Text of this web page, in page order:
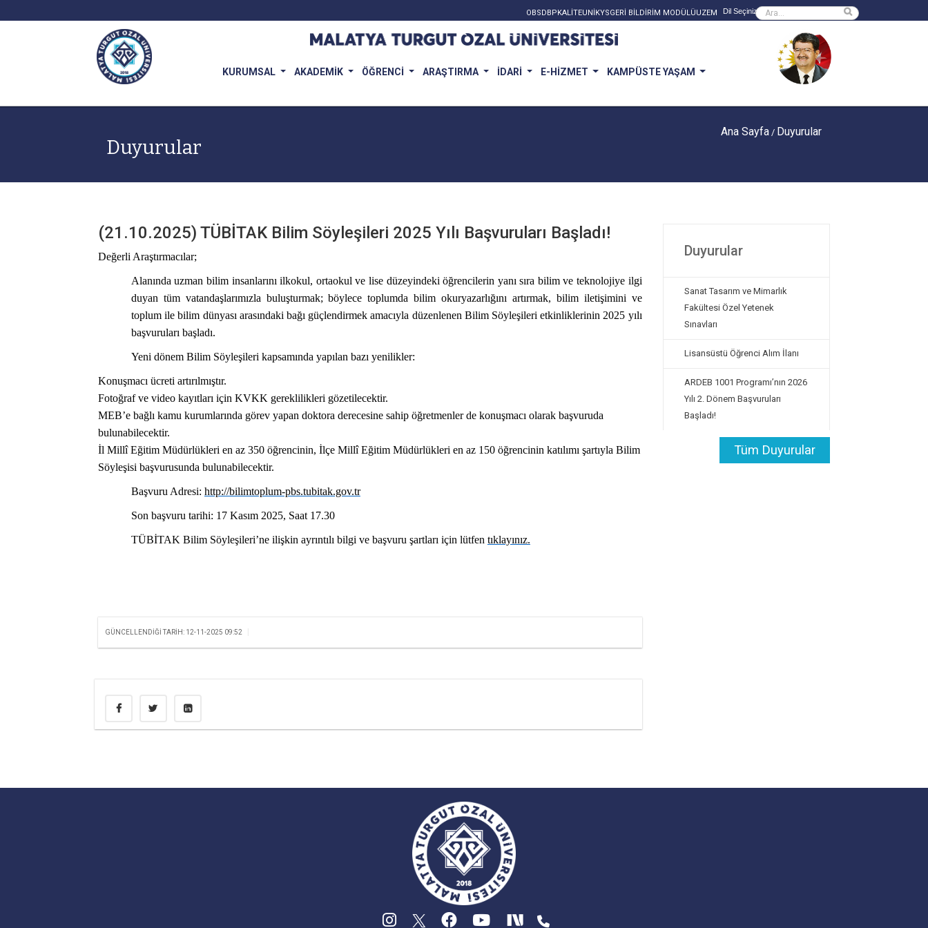
OBSDBPKALİTEUNİKYSGERİ BİLDİRİM MODÜLÜUZEM Powered by
Sitede ara
KURUMSAL AKADEMİK ÖĞRENCİ ARAŞTIRMA İDARİ E-HİZMET KAMPÜSTE YAŞAM
Duyurular
Ana Sayfa/ Duyurular
(21.10.2025) TÜBİTAK Bilim Söyleşileri 2025 Yılı Başvuruları Başladı!
Değerli Araştırmacılar;
Alanında uzman bilim insanlarını ilkokul, ortaokul ve lise düzeyindeki öğrencilerin yanı sıra bilim ve teknolojiye ilgi
duyan tüm vatandaşlarımızla buluşturmak; böylece toplumda bilim okuryazarlığını artırmak, bilim iletişimini ve
toplum ile bilim dünyası arasındaki bağı güçlendirmek amacıyla düzenlenen Bilim Söyleşileri etkinliklerinin 2025 yılı
başvuruları başladı.
Yeni dönem Bilim Söyleşileri kapsamında yapılan bazı yenilikler:
Konuşmacı ücreti artırılmıştır.
Fotoğraf ve video kayıtları için KVKK gereklilikleri gözetilecektir.
MEB’e bağlı kamu kurumlarında görev yapan doktora derecesine sahip öğretmenler de konuşmacı olarak başvuruda
bulunabilecektir.
İl Millî Eğitim Müdürlükleri en az 350 öğrencinin, İlçe Millî Eğitim Müdürlükleri en az 150 öğrencinin katılımı şartıyla Bilim
Söyleşisi başvurusunda bulunabilecektir.
Başvuru Adresi: http://bilimtoplum-pbs.tubitak.gov.tr
Son başvuru tarihi: 17 Kasım 2025, Saat 17.30
TÜBİTAK Bilim Söyleşileri’ne ilişkin ayrıntılı bilgi ve başvuru şartları için lütfen tıklayınız.
GÜNCELLENDIĞI TARIH: 12-11-2025 09:52
Duyurular
Sanat Tasarım ve Mimarlık
Fakültesi Özel Yetenek
Sınavları
Lisansüstü Öğrenci Alım İlanı
ARDEB 1001 Programı’nın 2026
Yılı 2. Dönem Başvuruları
Başladı!
Tüm Duyurular